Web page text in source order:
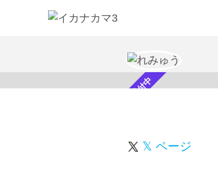
スカウト受付中
𝕏 ページ